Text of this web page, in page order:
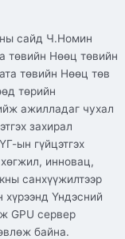
сайд Ч.Номин
төвийн Нөөц төвийн
төвийн Нөөц төв
төрийн
ажилладаг чухал
захирал
ын гүйцэтгэх
инновац,
санхүүжилтээр
хүрээнд Үндэсний
GPU сервер
байна.